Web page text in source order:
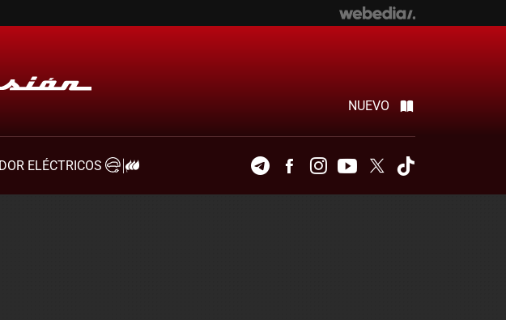
NUEVO
ELÉCTRICOS
TelegramFacebookInstagramYoutubeTwitter